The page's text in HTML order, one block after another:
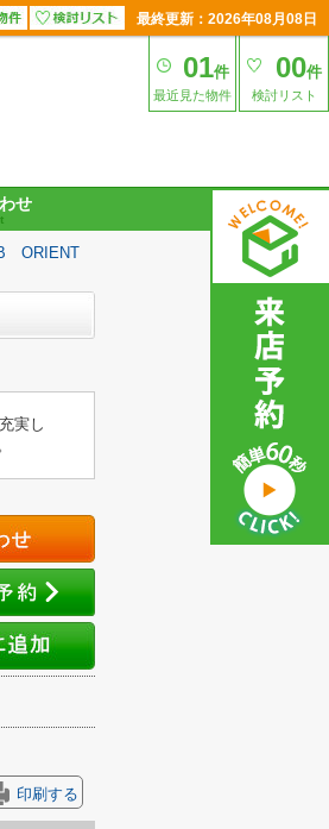
最終更新：2026年08月08日
01件
最近見た物件
00件
検討リスト
せ
ORIENT
実し
印刷する